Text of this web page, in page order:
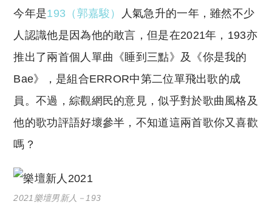
今年是193（郭嘉駿）
人氣急升的一年，雖然不少
人認識他是因為他的敢言，但是在2021年，193亦
推出了兩首個人單曲《睡到三點》及《你是我的
Bae》，是組合ERROR中第二位單飛出歌的成
員。不過，綜觀網民的意見，似乎對於歌曲風格及
他的歌功評語好壞參半，不知道這兩首歌你又喜歡
嗎？
2021樂壇男新人－193